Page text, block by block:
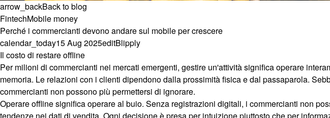
arrow_backBack to blog
FintechMobile money
Perché i commercianti devono andare sul mobile per crescere
calendar_today15 Aug 2025editBlipply
Il costo di restare offline
Per milioni di commercianti nei mercati emergenti, gestire un'attività significa operare
memoria. Le relazioni con i clienti dipendono dalla prossimità fisica e dal passaparola.
commercianti non possono più permettersi di ignorare.
Operare offline significa operare al buio. Senza registrazioni digitali, i commercianti non